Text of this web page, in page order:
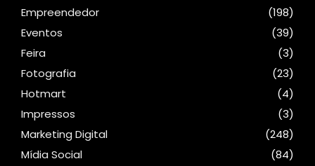
Empreendedor
(198)
Eventos
(39)
Feira
(3)
Fotografia
(23)
Hotmart
(4)
Impressos
(3)
Marketing Digital
(248)
Mídia Social
(84)